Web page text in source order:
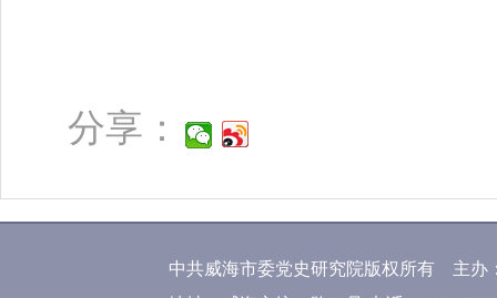
分享：
中共威海市委党史研究院版权所有 主办